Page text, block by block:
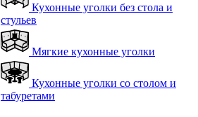
Кухонные уголки без стола и
стульев
Мягкие кухонные уголки
Кухонные уголки со столом и
табуретами